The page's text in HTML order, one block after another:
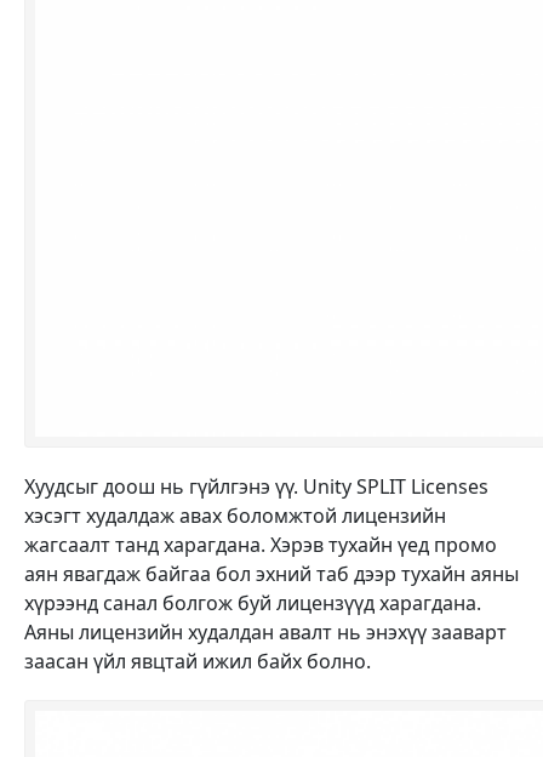
Хуудсыг доош нь гүйлгэнэ үү. Unity SPLIT Licenses
хэсэгт худалдаж авах боломжтой лицензийн
жагсаалт танд харагдана. Хэрэв тухайн үед промо
аян явагдаж байгаа бол эхний таб дээр тухайн аяны
хүрээнд санал болгож буй лицензүүд харагдана.
Аяны лицензийн худалдан авалт нь энэхүү зааварт
заасан үйл явцтай ижил байх болно.